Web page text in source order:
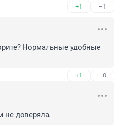
+1 –1
Нормальные удобные
+1 –0
не доверяла.